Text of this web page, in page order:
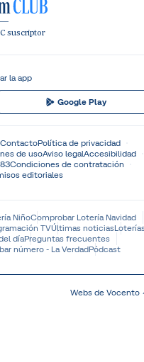
suscriptor
la app
Google Play
ContactoPolítica de privacidad
de usoAviso legalAccesibilidad
Condiciones de contratación
editoriales
NiñoComprobar Lotería Navidad
TVÚltimas noticias
díaPreguntas frecuentes
número - La VerdadPódcast
Webs de Vocento